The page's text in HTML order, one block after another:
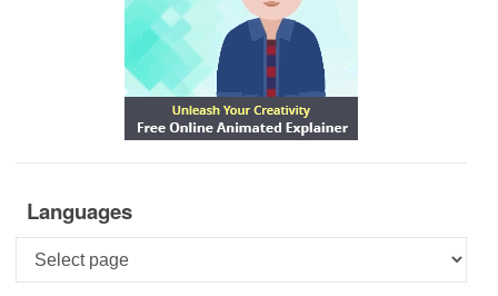
Languages
Languages